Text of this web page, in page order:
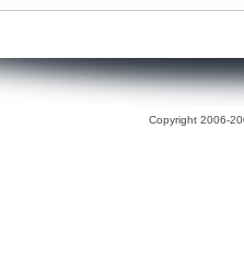
Copyright 2006-